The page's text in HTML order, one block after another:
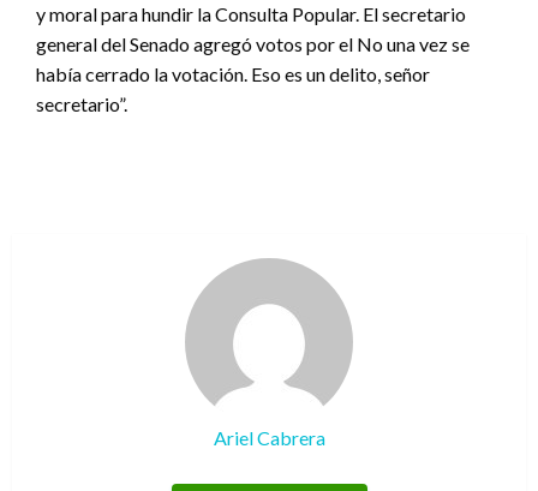
y moral para hundir la Consulta Popular. El secretario
general del Senado agregó votos por el No una vez se
había cerrado la votación. Eso es un delito, señor
secretario”.
Ariel Cabrera